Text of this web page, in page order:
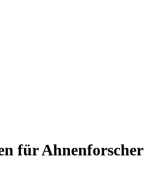
für Ahnenforscher